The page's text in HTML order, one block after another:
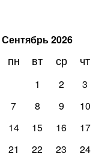
Сентябрь2026
пн вт ср чт
1 2 3
7
8 9 10
14
15 16 17
21
22 23 24